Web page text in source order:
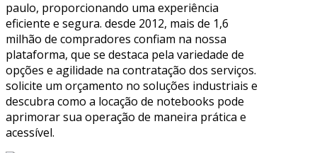
paulo, proporcionando uma experiência
eficiente e segura. desde 2012, mais de 1,6
milhão de compradores confiam na nossa
plataforma, que se destaca pela variedade de
opções e agilidade na contratação dos serviços.
solicite um orçamento no soluções industriais e
descubra como a locação de notebooks pode
aprimorar sua operação de maneira prática e
acessível.